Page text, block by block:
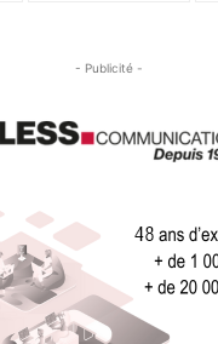
- Publicité -